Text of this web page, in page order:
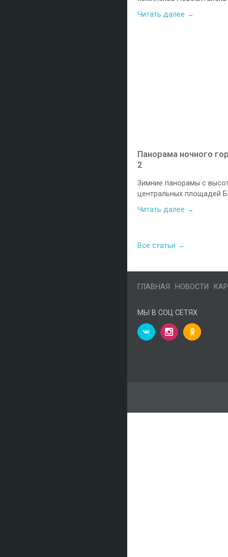
Читать далее →
Панорама ночного
2
Зимние панорамы с
центральных площадей
Читать далее →
Все статьи →
ГЛАВНАЯ НОВОСТИ
МЫ В СОЦ СЕТЯХ